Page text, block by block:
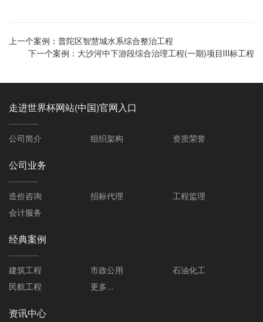
上一个案例： 普陀区智慧城水系综合整治工程
下一个案例： 大沙河中下游段综合治理工程(一期)项目Ⅲ标工程
走进世界杯网站(中国)官网入口
公司简介 组织架构 资质荣誉
公司业务
造价咨询 招标代理
工程监理
会计服务
经典案例
建筑工程 市政公用
石油化工
民航工程
更多...
资讯中心